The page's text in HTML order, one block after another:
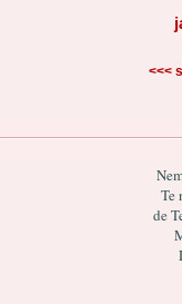
<<<
Te
de